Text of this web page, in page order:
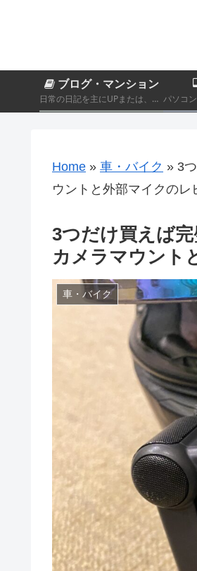
ブログ・マンション
日常の日記を主にUPまたは、カテゴリーに分類されないその他製品商品のレビュー記事。
Home » 車・バイク » 3
ウントと外部マイクのレ
3つだけ買えば
カメラマウント
車・バイク